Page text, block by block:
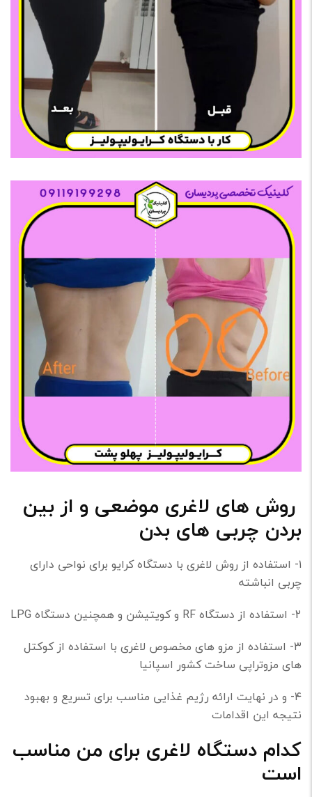
روش های لاغری موضعی و از بین
بردن چربی های بدن
۱- استفاده از روش لاغری با دستگاه کرایو برای نواحی دارای
چربی انباشته
2- استفاده از دستگاه RF و کویتیشن و همچنین دستگاه LPG
۳- استفاده از مزو های مخصوص لاغری با استفاده از کوکتل
های مزوتراپی ساخت کشور اسپانیا
۴- و در نهایت ارائه رژیم غذایی مناسب برای تسریع و بهبود
نتیجه این اقدامات
کدام دستگاه لاغری برای من مناسب
است